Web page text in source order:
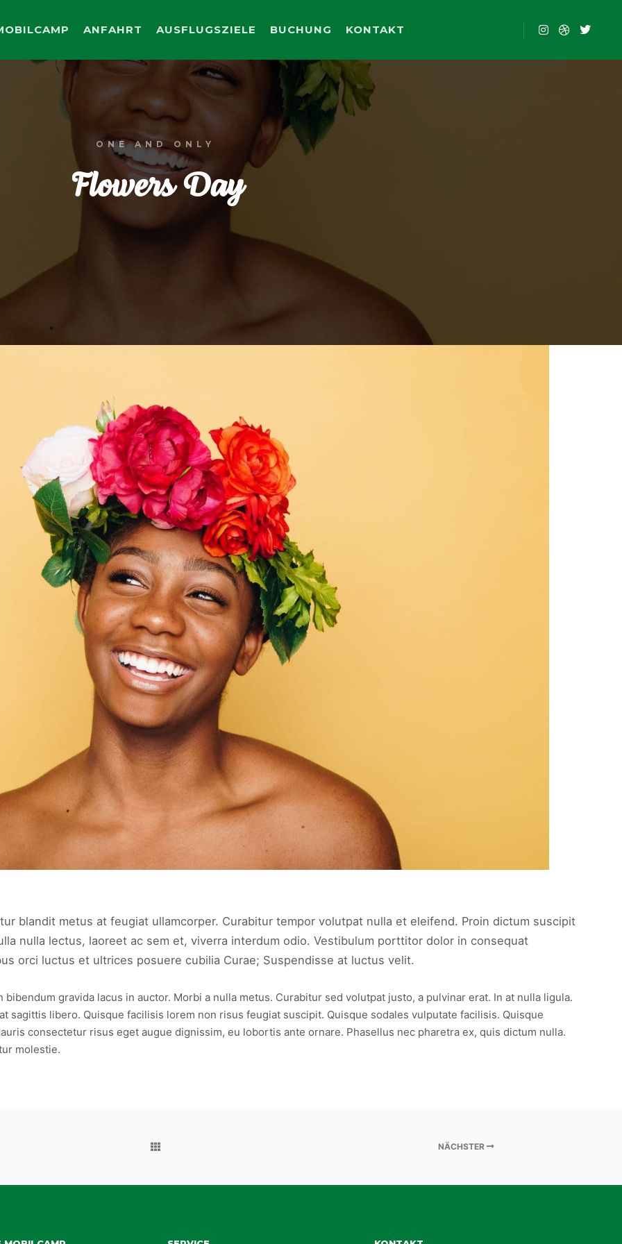
ANFAHRT AUSFLUGSZIELE BUCHUNG KONTAKT
ONE AND ONLY
Flowers Day
blandit metus at feugiat ullamcorper. Curabitur tempor volutpat nulla et eleifend. Proin dictum suscipit
nulla lectus, laoreet ac sem et, viverra interdum odio. Vestibulum porttitor dolor in consequat
orci luctus et ultrices posuere cubilia Curae; Suspendisse at luctus velit.
gravida lacus in auctor. Morbi a nulla metus. Curabitur sed volutpat justo, a pulvinar erat. In at nulla ligula.
sagittis libero. Quisque facilisis lorem non risus feugiat suscipit. Quisque sodales vulputate facilisis. Quisque
consectetur risus eget augue dignissim, eu lobortis ante ornare. Phasellus nec pharetra ex, quis dictum nulla.
molestie.
NÄCHSTER